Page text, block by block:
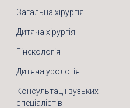
Загальна хірургія
Дитяча хірургія
Гінекологія
Дитяча урологія
Консультації вузьких
спеціалістів